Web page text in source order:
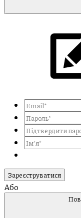
Зареєструватися
Або